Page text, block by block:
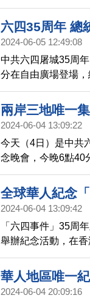
地，不要被中共滲
六四35周年 總
2024-06-05 12:49:08
中共六四屠城35周
分在自由廣場登場
場參與人數來到10
塊土地，不要被中
兩岸三地唯一
2024-06-04 13:09:22
今天（4日）是中共
念晚會，今晚6點40
民主，無畏無懼」
行，並以燭光排字
而華裔學者余茂春
全球華人紀念
2024-06-04 13:09:42
「六四事件」35周
舉辦紀念活動，在
然未發一語，但仍
華人地區唯一
2024-06-04 20:09:16